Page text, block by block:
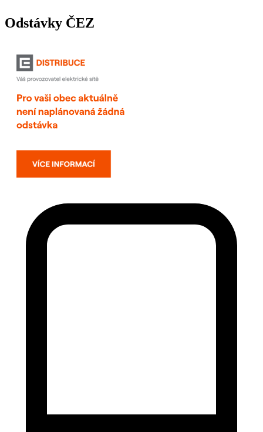
Odstávky ČEZ